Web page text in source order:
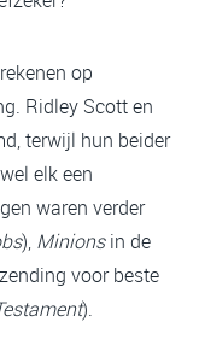
op
Ridley Scott en
terwijl hun beider
elk een
waren verder
), Minionsin de
voor beste
).